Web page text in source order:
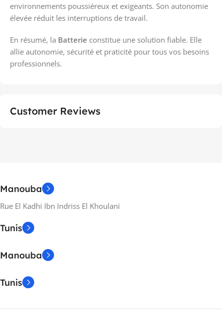
environnements poussiéreux et exigeants. Son autonomie
élevée réduit les interruptions de travail.
En résumé, la Batterie constitue une solution fiable. Elle
allie autonomie, sécurité et praticité pour tous vos besoins
professionnels.
Customer Reviews
Manouba
Rue El Kadhi Ibn Indriss El Khoulani
Tunis
Manouba
Tunis